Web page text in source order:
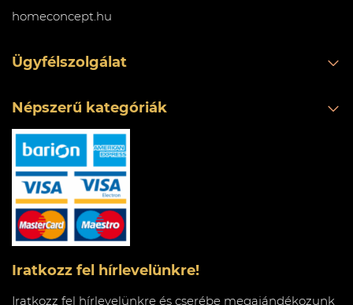
homeconcept.hu
Ügyfélszolgálat
Népszerű kategóriák
Iratkozz fel hírlevelünkre!
Iratkozz fel hírlevelünkre és cserébe megajándékozunk